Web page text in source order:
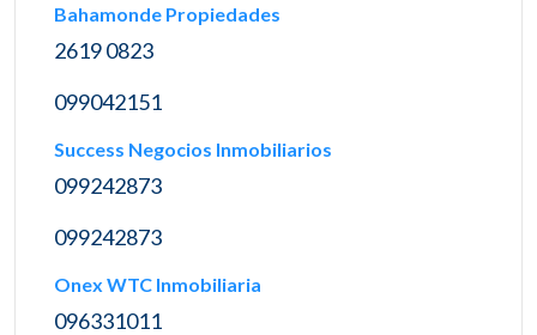
Bahamonde Propiedades
2619 0823
099042151
Success Negocios Inmobiliarios
099242873
099242873
Onex WTC Inmobiliaria
096331011